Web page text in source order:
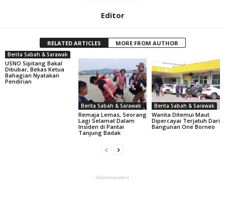
Editor
RELATED ARTICLES MORE FROM AUTHOR
Berita Sabah & Sarawak
USNO Sipitang Bakal
Dibubar, Bekas Ketua
Bahagian Nyatakan
Pendirian
Berita Sabah & Sarawak
Remaja Lemas, Seorang
Lagi Selamat Dalam
Insiden di Pantai
Tanjung Badak
Berita Sabah & Sarawak
Wanita Ditemui Maut
Dipercayai Terjatuh Dari
Bangunan One Borneo
- Advertisement -